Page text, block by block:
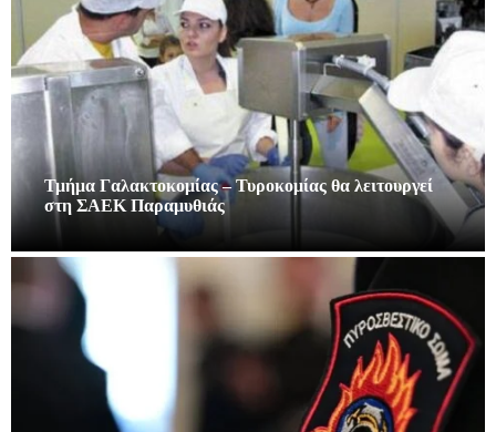
Τμήμα Γαλακτοκομίας – Τυροκομίας θα λειτουργεί
στη ΣΑΕΚ Παραμυθιάς